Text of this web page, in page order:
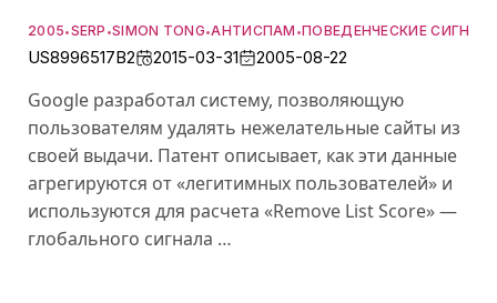
2005•SERP •SIMON TONG•АНТИСПАМ •ПОВЕДЕНЧЕСКИЕ
US8996517B2 2015-03-31 2005-08-22
Google разработал систему, позволяющую
пользователям удалять нежелательные сайты из
своей выдачи. Патент описывает, как эти данные
агрегируются от «легитимных пользователей» и
используются для расчета «Remove List Score» —
глобального сигнала …